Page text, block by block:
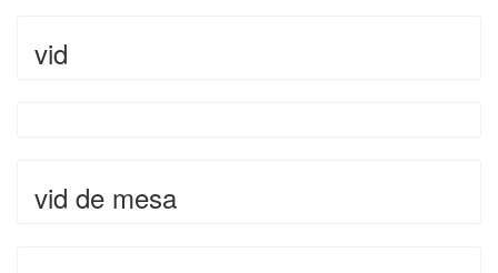
vid
vid de mesa